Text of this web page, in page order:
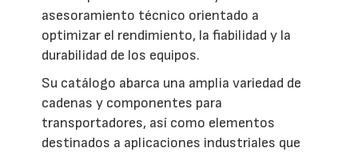
asesoramiento técnico orientado a
optimizar el rendimiento, la fiabilidad y la
durabilidad de los equipos.
Su catálogo abarca una amplia variedad de
cadenas y componentes para
transportadores, así como elementos
destinados a aplicaciones industriales que